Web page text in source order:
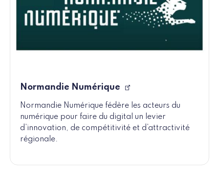
Normandie Numérique
Normandie Numérique fédère les acteurs du
numérique pour faire du digital un levier
d’innovation, de compétitivité et d’attractivité
régionale.